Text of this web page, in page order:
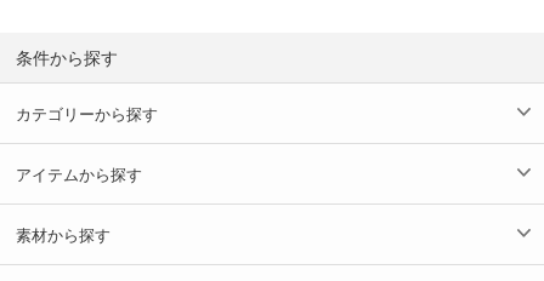
条件から探す
カテゴリーから探す
アイテムから探す
素材から探す